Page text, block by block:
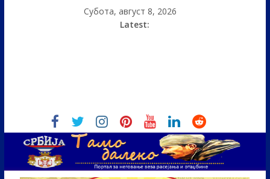
Субота, август 8, 2026
Latest: